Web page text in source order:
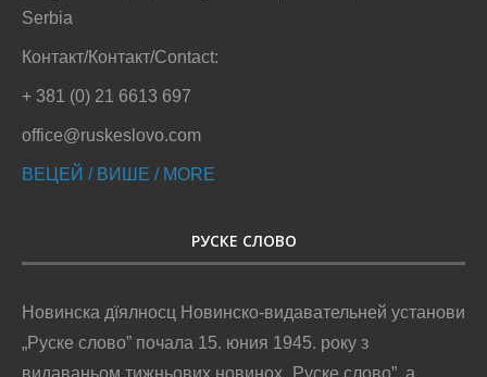
Serbia
Контакт/Контакт/Contact:
+ 381 (0) 21 6613 697
office@ruskeslovo.com
ВЕЦЕЙ / ВИШЕ / MORE
РУСКЕ СЛОВО
Новинска дїялносц Новинско-видавательней установи
„Руске слово” почала 15. юния 1945. року з